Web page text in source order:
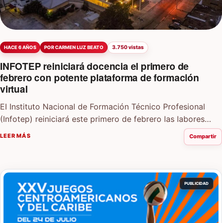
HACE 6 AÑOS POR CARMEN LUZ BEATO 3.750 vistas
INFOTEP reiniciará docencia el primero de
febrero con potente plataforma de formación
virtual
EI Instituto Nacional de Formación Técnico Profesional
(Infotep) reiniciará este primero de febrero las labores
docentes en todo el país en beneficio…
LEER MÁS Compartir